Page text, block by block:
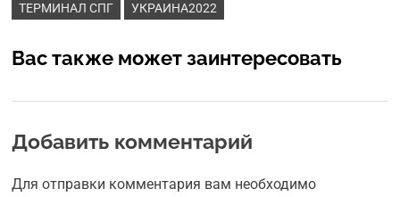
ТЕРМИНАЛ СПГ
УКРАИНА2022
Вас также может заинтересовать
Добавить комментарий
Для отправки комментария вам необходимо